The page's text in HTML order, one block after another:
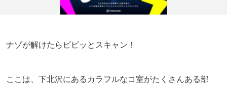
ナゾが解けたらビビッとスキャン！
ここは、下北沢にあるカラフルなコ室がたくさんある部